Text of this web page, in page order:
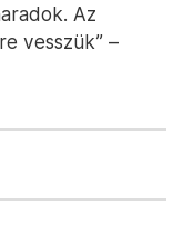
Az
vesszük” –